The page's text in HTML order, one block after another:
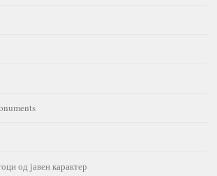
од јавен карактер